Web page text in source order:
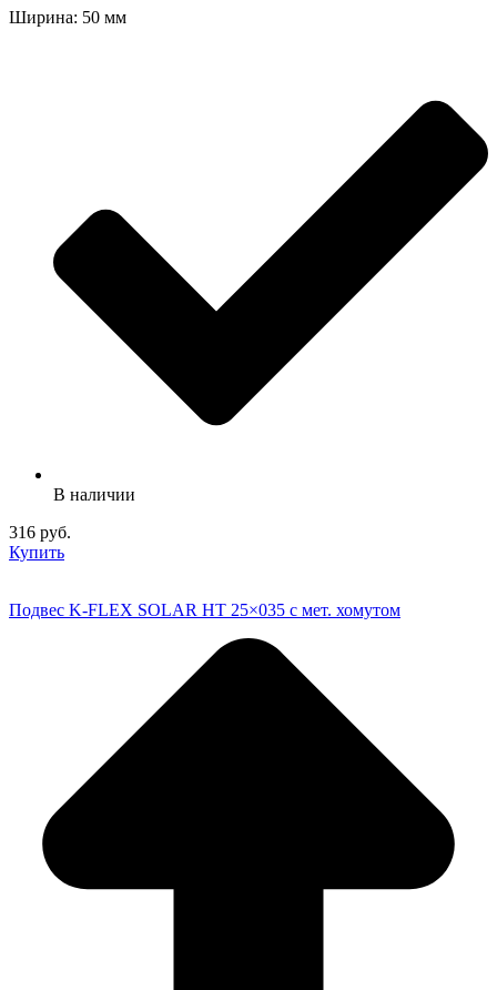
Ширина: 50 мм
В наличии
316 руб.
Купить
Подвес K-FLEX SOLAR HT 25×035 с мет. хомутом